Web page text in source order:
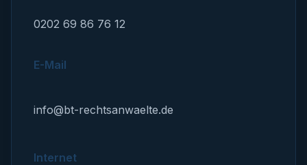
0202 69 86 76 12
E-Mail
info@bt-rechtsanwaelte.de
Internet